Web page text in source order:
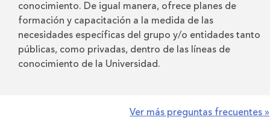
conocimiento. De igual manera, ofrece planes de
formación y capacitación a la medida de las
necesidades específicas del grupo y/o entidades tanto
públicas, como privadas, dentro de las líneas de
conocimiento de la Universidad.
Ver más preguntas frecuentes »